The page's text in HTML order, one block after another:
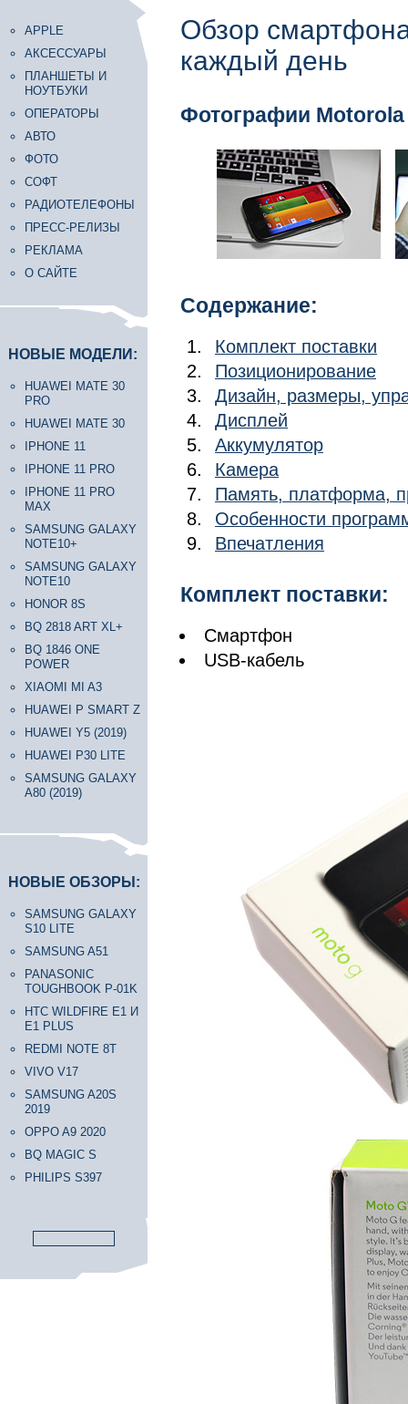
APPLE
АКСЕССУАРЫ
ПЛАНШЕТЫ И
НОУТБУКИ
ОПЕРАТОРЫ
АВТО
ФОТО
СОФТ
РАДИОТЕЛЕФОНЫ
ПРЕСС-РЕЛИЗЫ
РЕКЛАМА
О САЙТЕ
НОВЫЕ МОДЕЛИ:
HUAWEI MATE 30
PRO
HUAWEI MATE 30
IPHONE 11
IPHONE 11 PRO
IPHONE 11 PRO
MAX
SAMSUNG GALAXY
NOTE10+
SAMSUNG GALAXY
NOTE10
HONOR 8S
BQ 2818 ART XL+
BQ 1846 ONE
POWER
XIAOMI MI A3
HUAWEI P SMART Z
HUAWEI Y5 (2019)
HUAWEI P30 LITE
SAMSUNG GALAXY
A80 (2019)
НОВЫЕ ОБЗОРЫ:
SAMSUNG GALAXY
S10 LITE
SAMSUNG A51
PANASONIC
TOUGHBOOK P-01K
HTC WILDFIRE E1 И
E1 PLUS
REDMI NOTE 8T
VIVO V17
SAMSUNG A20S
2019
OPPO A9 2020
BQ MAGIC S
PHILIPS S397
Обзор
каждый день
Фотографии Motorola
Содержание:
Комплект поставки
Позиционирование
Дизайн, размеры,
Дисплей
Аккумулятор
Камера
Память, платформа,
Особенности
Впечатления
Комплект поставки:
Смартфон
USB-кабель